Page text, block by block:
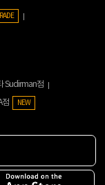
Sudirman점
점 NEW